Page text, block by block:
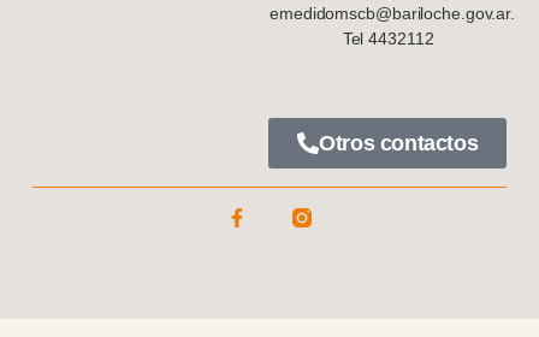
emedidomscb@bariloche.gov.ar.
Tel 4432112
Otros contactos